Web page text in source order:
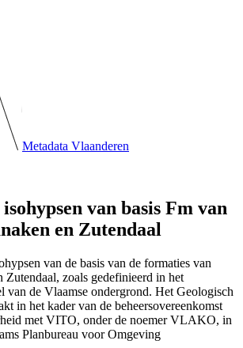
Metadata Vlaanderen
van basis Fm van
en Zutendaal
van de basis van de formaties van
Zutendaal, zoals gedefinieerd in het
van de Vlaamse ondergrond. Het Geologisch
in het kader van de beheersovereenkomst
met VITO, onder de noemer VLAKO, in
Planbureau voor Omgeving